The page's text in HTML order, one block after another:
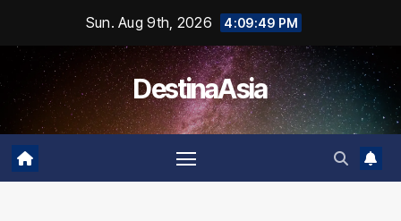
content
Sun. Aug 9th, 2026 4:09:50 PM
DestinaAsia